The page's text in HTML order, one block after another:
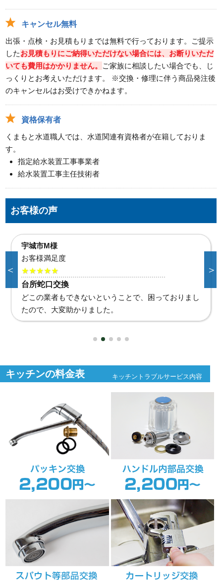
キャンセル無料
出張・点検・お見積もりまでは無料で行っております。ご提示
したお見積もりにご納得いただけない場合には、お断りいただ
いても費用はかかりません。
ご家族に相談したい場合でも、じ
っくりとお考えいただけます。 ※交換・修理に伴う商品発注後
のキャンセルはお受けできかねます。
資格保有者
くまもと水道職人では、水道関連有資格者が在籍しておりま
す。
指定給水装置工事事業者
給水装置工事主任技術者
お客様の声
合志市K様
お客様満足度
★★★★★
給湯器水漏れ
直ぐに対応していただき助かりました。また何かあれ
ばお願いいたします。
＜ ＞
キッチンの料金表 キッチントラブルサービス内容